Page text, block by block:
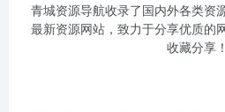
青城资源导航收录了国内外各类资
最新资源网站，致力于分享优质的
收藏分享！